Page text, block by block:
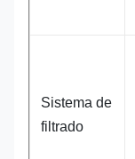
Sistema de
filtrado